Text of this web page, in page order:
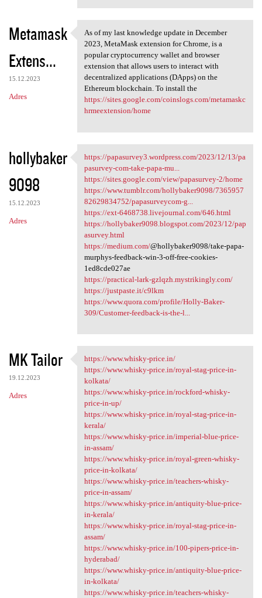
Metamask
Extens...
15.12.2023
Adres
As of my last knowledge
As of my last knowledge update in December
2023, MetaMask extension for Chrome, is a
popular cryptocurrency wallet and browser
extension that allows users to interact with
decentralized applications (DApps) on the
Ethereum blockchain. To install the
https://sites.google.com/coinslogs.com/metamaskc
hrmeextension/home
hollybaker
9098
15.12.2023
Adres
https://papasurvey3.wordpress
https://papasurvey3.wordpress.com/2023/12/13/pa
pasurvey-com-take-papa-mu...
https://sites.google.com/view/papasurvey-2/home
https://www.tumblr.com/hollybaker9098/7365957
82629834752/papasurveycom-g...
https://ext-6468738.livejournal.com/646.html
https://hollybaker9098.blogspot.com/2023/12/pap
asurvey.html
https://medium.com/@hollybaker9098/take-papa-
murphys-feedback-win-3-off-free-cookies-
1ed8cde027ae
https://practical-lark-gzlqzh.mystrikingly.com/
https://justpaste.it/c9lkm
https://www.quora.com/profile/Holly-Baker-
309/Customer-feedback-is-the-l...
MK Tailor
19.12.2023
Adres
https://www.whisky-price.in/
https://www.whisky-price.in/
https://www.whisky-price.in/royal-stag-price-in-
kolkata/
https://www.whisky-price.in/rockford-whisky-
price-in-up/
https://www.whisky-price.in/royal-stag-price-in-
kerala/
https://www.whisky-price.in/imperial-blue-price-
in-assam/
https://www.whisky-price.in/royal-green-whisky-
price-in-kolkata/
https://www.whisky-price.in/teachers-whisky-
price-in-assam/
https://www.whisky-price.in/antiquity-blue-price-
in-kerala/
https://www.whisky-price.in/royal-stag-price-in-
assam/
https://www.whisky-price.in/100-pipers-price-in-
hyderabad/
https://www.whisky-price.in/antiquity-blue-price-
in-kolkata/
https://www.whisky-price.in/teachers-whisky-